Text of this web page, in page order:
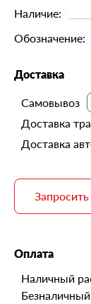
Наличие:
Обозначение:
Доставка
Самовывоз
Доставка
Доставка
Оплата
Наличный